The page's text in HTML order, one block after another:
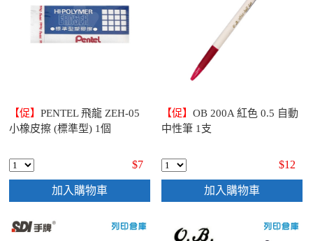
【促】PENTEL 飛龍 ZEH-05
小橡皮擦 (標準型) 1個
$7
加入購物車
【促】OB 200A 紅色 0.5 自動
中性筆 1支
$12
加入購物車